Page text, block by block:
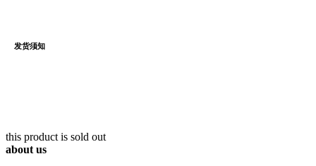
发货须知
this product is sold out
about us